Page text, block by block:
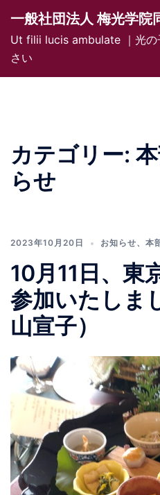
ツ
一般社団法人 梅光学院
Ut filii lucis ambulate ｜光の
さい
カテゴリー:
らせ
2023年10月20日 お知らせ、 本
10月11日、東
参加いたし
山宣子）